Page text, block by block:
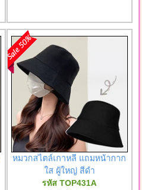
หมวกสไตล์เกาหลี แถมหน้ากาก
ใส ผู้ใหญ่ สีดำ
รหัส TOP431A